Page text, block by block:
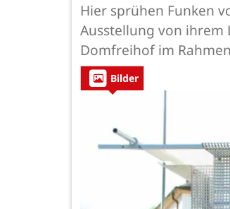
Hier sprühen Funken
Ausstellung von
Domfreihof im
Bilder